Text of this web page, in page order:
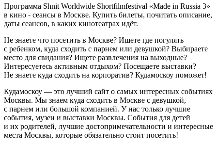
Программа Shnit Worldwide Shortfilmfestival «Made in Russia 3»
в кино - сеансы в Москве. Купить билеты, почитать описание,
даты сеансов, в каких кинотеатрах идёт.
Не знаете что посетить в Москве? Ищете где погулять
с ребенком, куда сходить с парнем или девушкой? Выбираете
место для свидания? Ищете развлечения на выходные?
Интересуетесь активным отдыхом? Посещаете выставки?
Не знаете куда сходить на корпоратив? Кудамоскоу поможет!
Кудамоскоу — это лучший сайт о самых интересных событиях
Москвы. Мы знаем куда сходить в Москве с девушкой,
с парнем или большой компанией. У нас только лучшие
события, музеи и выставки Москвы. События для детей
и их родителей, лучшие достопримечательности и интересные
места Москвы, которые обязательно стоит посетить!